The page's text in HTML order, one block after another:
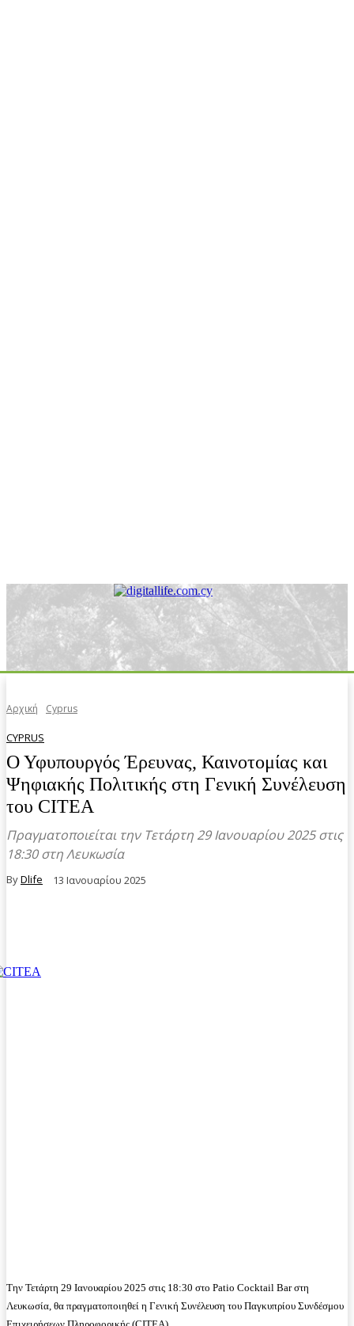
Αρχική Cyprus
CYPRUS
Ο Υφυπουργός Έρευνας, Καινοτομίας και
Ψηφιακής Πολιτικής στη Γενική Συνέλευση
του CITEA
Πραγματοποιείται την Τετάρτη 29 Ιανουαρίου 2025 στις
18:30 στη Λευκωσία
ByDlife 13 Ιανουαρίου 2025
Την Τετάρτη 29 Ιανουαρίου 2025 στις 18:30 στο Patio Cocktail Bar στη
Λευκωσία, θα πραγματοποιηθεί η Γενική Συνέλευση του Παγκυπρίου Συνδέσμου